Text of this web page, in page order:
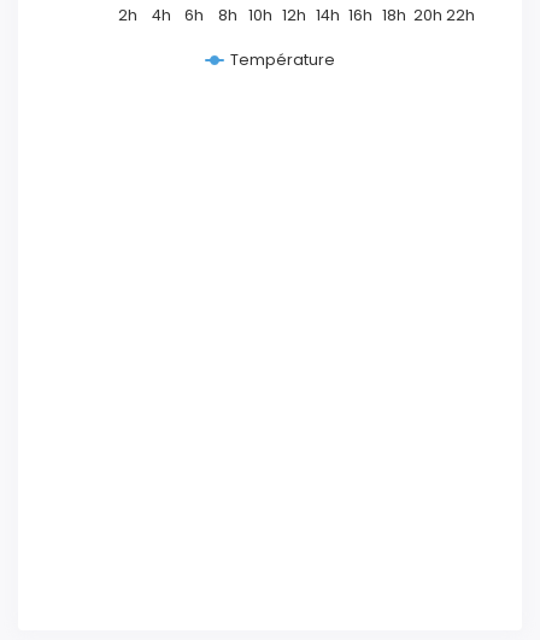
2h 4h 6h 8h 10h 12h 14h 16h 18h 20h 22h
Température